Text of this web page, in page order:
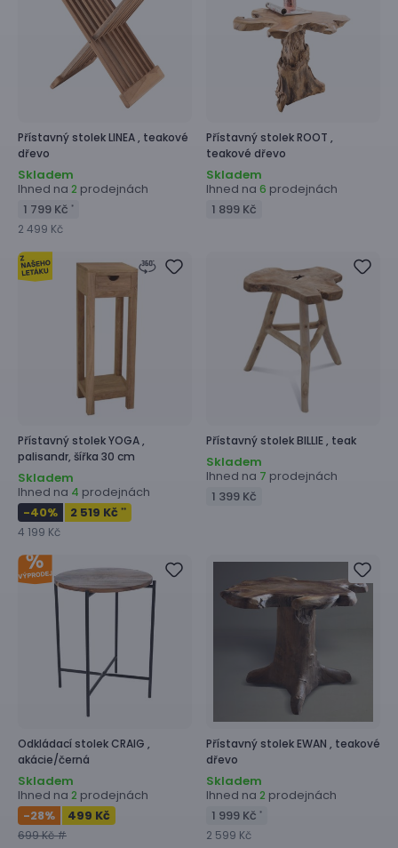
Přístavný stolekLINEA , teakové
dřevo
Skladem
Ihned na 2 prodejnách
1 799 Kč *
2 499 Kč
Přístavný stolekROOT ,
teakové dřevo
Skladem
Ihned na 6 prodejnách
1 899 Kč
Přístavný stolekYOGA ,
palisandr, šířka 30 cm
Skladem
Ihned na 4 prodejnách
-40% 2 519 Kč **
4 199 Kč
Přístavný stolekBILLIE , teak
Skladem
Ihned na 7 prodejnách
1 399 Kč
Odkládací stolekCRAIG ,
akácie/černá
Skladem
Ihned na 2 prodejnách
-28% 499 Kč
699 Kč #
Přístavný stolekEWAN , teakové
dřevo
Skladem
Ihned na 2 prodejnách
1 999 Kč *
2 599 Kč